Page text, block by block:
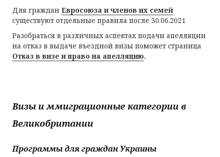
Для граждан Евросоюза и членов их семей
существуют отдельные правила после 30.06.2021
Разобраться в различных аспектах подачи апелляции
на отказ в выдаче въездной визы поможет страница
Отказ в визе и право на апелляцию.
Визы и ммиграционные категории в
Великобритании
Программы для граждан Украины